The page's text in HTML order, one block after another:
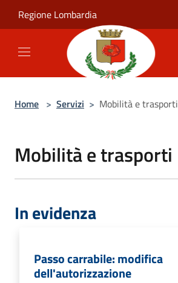
Regione Lombardia
Home > Servizi > Mobilità e trasporti
Mobilità e trasporti
In evidenza
Passo carrabile: modifica
dell'autorizzazione